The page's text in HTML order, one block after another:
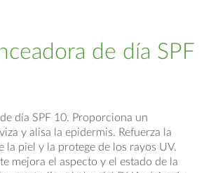
de día SPF
día SPF 10. Proporciona un
y alisa la epidermis. Refuerza la
la piel y la protege de los rayos UV.
mejora el aspecto y el estado de la